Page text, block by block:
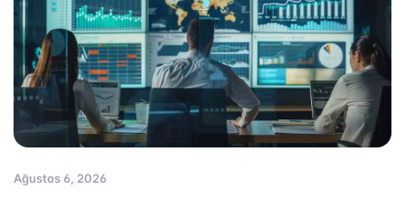
Ağustos 6, 2026